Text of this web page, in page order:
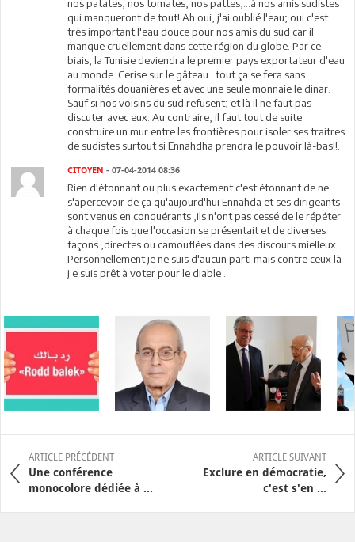
nos patates, nos tomates, nos pattes,...à nos amis sudistes
qui manqueront de tout! Ah oui, j'ai oublié l'eau; oui c'est
très important l'eau douce pour nos amis du sud car il
manque cruellement dans cette région du globe. Par ce
biais, la Tunisie deviendra le premier pays exportateur d'eau
au monde. Cerise sur le gâteau : tout ça se fera sans
formalités douanières et avec une seule monnaie le dinar.
Sauf si nos voisins du sud refusent; et là il ne faut pas
discuter avec eux. Au contraire, il faut tout de suite
construire un mur entre les frontières pour isoler ses traitres
de sudistes surtout si Ennahdha prendra le pouvoir là-bas!!.
CITOYEN - 07-04-2014 08:36
Rien d'étonnant ou plus exactement c'est étonnant de ne
s'apercevoir de ça qu'aujourd'hui Ennahda et ses dirigeants
sont venus en conquérants ,ils n'ont pas cessé de le répéter
à chaque fois que l'occasion se présentait et de diverses
façons ,directes ou camouflées dans des discours mielleux.
Personnellement je ne suis d'aucun parti mais contre ceux là
j e suis prêt à voter pour le diable .
ARTICLE PRÉCÉDENT
Une conférence
monocolore dédiée à ...
ARTICLE SUIVANT
Exclure en démocratie,
c'est s'en ...